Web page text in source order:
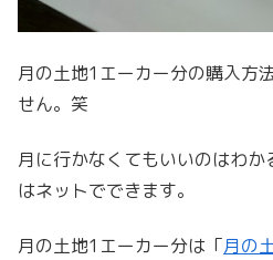
月の土地1エーカー分の購入方
せん。笑
月に行かなくてもいいのはわ
はネットでできます。
月の土地1エーカー分は「月の